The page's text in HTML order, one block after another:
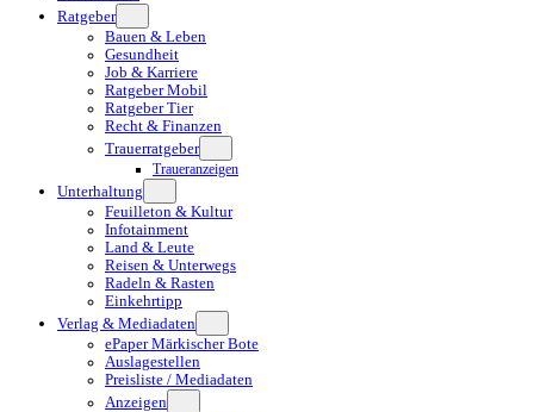
Ratgeber
Bauen & Leben
Gesundheit
Job & Karriere
Ratgeber Mobil
Ratgeber Tier
Recht & Finanzen
Trauerratgeber
Traueranzeigen
Unterhaltung
Feuilleton & Kultur
Infotainment
Land & Leute
Reisen & Unterwegs
Radeln & Rasten
Einkehrtipp
Verlag & Mediadaten
ePaper Märkischer Bote
Auslagestellen
Preisliste / Mediadaten
Anzeigen